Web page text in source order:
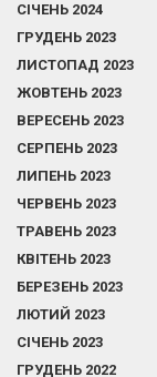
СІЧЕНЬ 2024
ГРУДЕНЬ 2023
ЛИСТОПАД 2023
ЖОВТЕНЬ 2023
ВЕРЕСЕНЬ 2023
СЕРПЕНЬ 2023
ЛИПЕНЬ 2023
ЧЕРВЕНЬ 2023
ТРАВЕНЬ 2023
КВІТЕНЬ 2023
БЕРЕЗЕНЬ 2023
ЛЮТИЙ 2023
СІЧЕНЬ 2023
ГРУДЕНЬ 2022